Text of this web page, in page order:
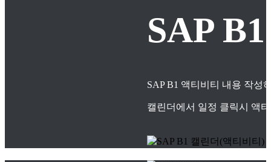
SAP
SAP B1 액티비티 내용 작성
캘린더에서 일정 클릭시 액